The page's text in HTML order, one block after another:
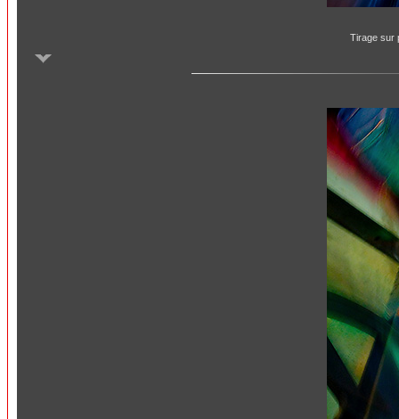
Tirage sur